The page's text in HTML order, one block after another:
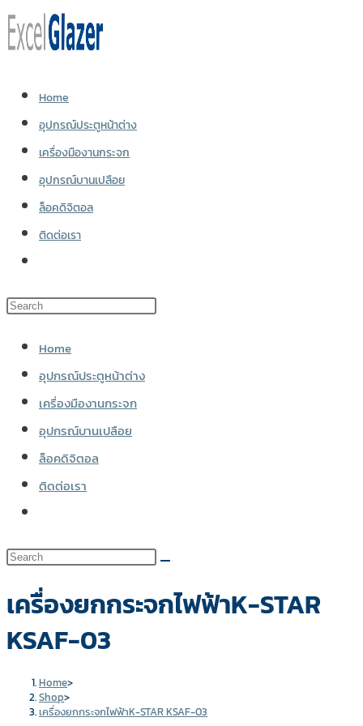
Skip
to
Home
อุปกรณ์ประตูหน้าต่าง
เครื่องมืองานกระจก
อุปกรณ์บานเปลือย
ล็อคดิจิตอล
ติดต่อเรา
search
Home
อุปกรณ์ประตูหน้าต่าง
เครื่องมืองานกระจก
อุปกรณ์บานเปลือย
ล็อคดิจิตอล
ติดต่อเรา
search
เครื่องยกกระจกไฟฟ้าK-STAR
KSAF-03
Home>
Shop>
เครื่องยกกระจกไฟฟ้าK-STAR KSAF-03